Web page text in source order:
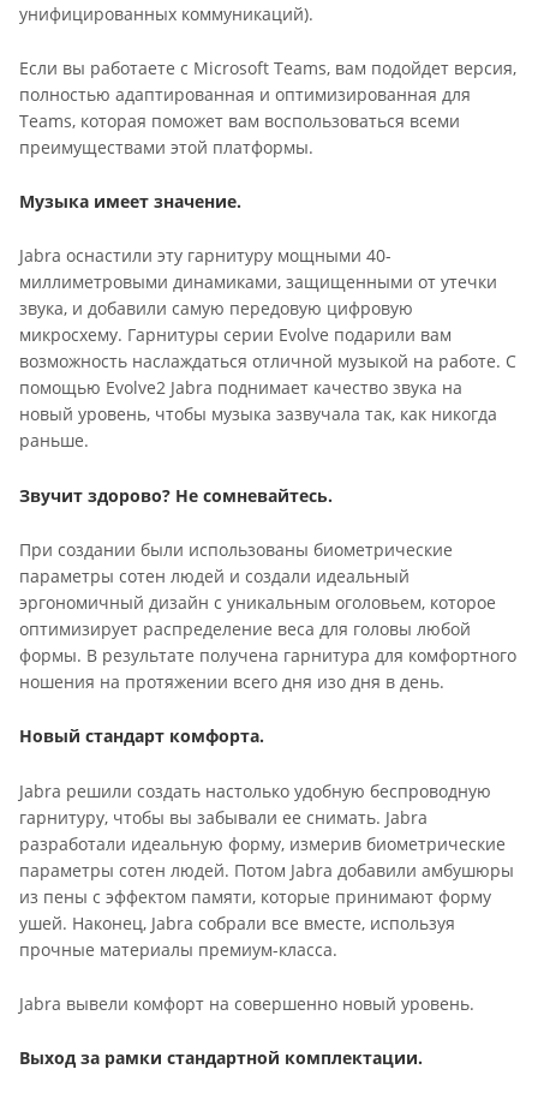
унифицированных коммуникаций).
Если вы работаете с Microsoft Teams, вам подойдет версия,
полностью адаптированная и оптимизированная для
Teams, которая поможет вам воспользоваться всеми
преимуществами этой платформы.
Музыка имеет значение.
Jabra оснастили эту гарнитуру мощными 40-
миллиметровыми динамиками, защищенными от утечки
звука, и добавили самую передовую цифровую
микросхему. Гарнитуры серии Evolve подарили вам
возможность наслаждаться отличной музыкой на работе. С
помощью Evolve2 Jabra поднимает качество звука на
новый уровень, чтобы музыка зазвучала так, как никогда
раньше.
Звучит здорово? Не сомневайтесь.
При создании были использованы биометрические
параметры сотен людей и создали идеальный
эргономичный дизайн с уникальным оголовьем, которое
оптимизирует распределение веса для головы любой
формы. В результате получена гарнитура для комфортного
ношения на протяжении всего дня изо дня в день.
Новый стандарт комфорта.
Jabra решили создать настолько удобную беспроводную
гарнитуру, чтобы вы забывали ее снимать. Jabra
разработали идеальную форму, измерив биометрические
параметры сотен людей. Потом Jabra добавили амбушюры
из пены с эффектом памяти, которые принимают форму
ушей. Наконец, Jabra собрали все вместе, используя
прочные материалы премиум-класса.
Jabra вывели комфорт на совершенно новый уровень.
Выход за рамки стандартной комплектации.